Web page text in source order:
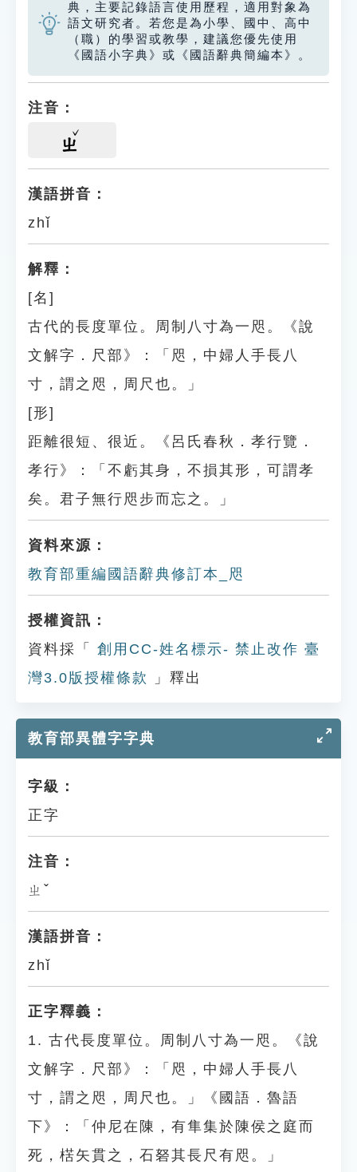
典，主要記錄語言使用歷程，適用對象為
語文研究者。若您是為小學、國中、高中
（職）的學習或教學，建議您優先使用
《國語小字典》或《國語辭典簡編本》。
注音：
ㄓ
漢語拼音：
zhǐ
解釋：
[名]
古代的長度單位。周制八寸為一咫。《說
文解字．尺部》：「咫，中婦人手長八
寸，謂之咫，周尺也。」
[形]
距離很短、很近。《呂氏春秋．孝行覽．
孝行》：「不虧其身，不損其形，可謂孝
矣。君子無行咫步而忘之。」
資料來源：
教育部重編國語辭典修訂本_咫
授權資訊：
資料採「
創用CC-姓名標示- 禁止改作 臺
灣3.0版授權條款
」釋出
教育部異體字字典
字級：
正字
注音：
ㄓˇ
漢語拼音：
zhǐ
正字釋義：
1. 古代長度單位。周制八寸為一咫。《說
文解字．尺部》：「咫，中婦人手長八
寸，謂之咫，周尺也。」《國語．魯語
下》：「仲尼在陳，有隼集於陳侯之庭而
死，楛矢貫之，石砮其長尺有咫。」